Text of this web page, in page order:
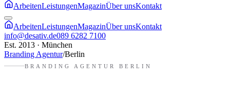
ArbeitenLeistungenMagazinÜber unsKontakt
ArbeitenLeistungenMagazinÜber unsKontakt
info@desativ.de089 6282 7100
Est. 2013 · München
Branding Agentur/Berlin
BRANDING AGENTUR BERLIN